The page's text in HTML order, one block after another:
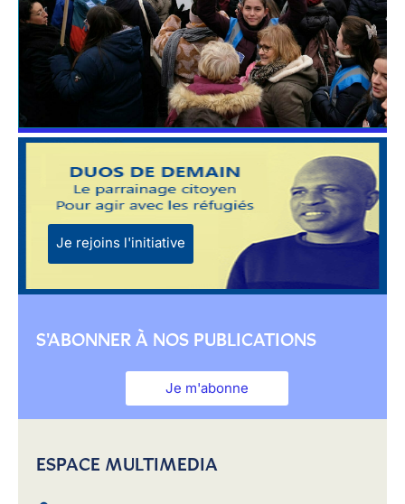
Je rejoins l'initiative
S'ABONNER À NOS PUBLICATIONS
Je m'abonne
ESPACE MULTIMEDIA